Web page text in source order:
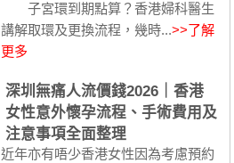
子宮環到期點算？香港婦科醫生
講解取環及更換流程，幾時...>>了解
更多
深圳無痛人流價錢2026｜香港
女性意外懷孕流程、手術費用及
注意事項全面整理
近年亦有唔少香港女性因為考慮預約